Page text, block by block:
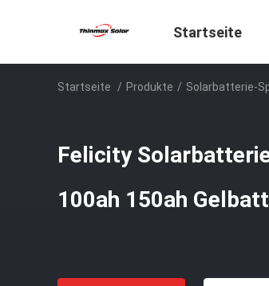
Startseite
Startseite / Produkte / Solarbatterie-
Felicity
100ah 150ah